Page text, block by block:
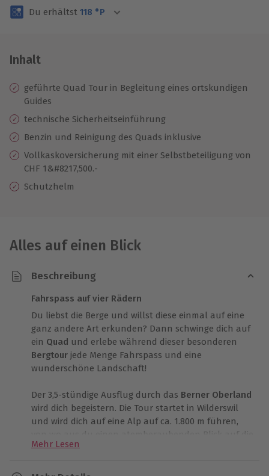
Volle Flexibilität
3 Jahre gültig & verlängerbar.
Du erhältst 118 °P
Inhalt
geführte Quad Tour in Begleitung eines ortskundigen
Guides
technische Sicherheitseinführung
Benzin und Reinigung des Quads inklusive
Vollkaskoversicherung mit einer Selbstbeteiligung von
CHF 1&#8217,500.-
Schutzhelm
Alles auf einen Blick
Beschreibung
Fahrspass auf vier Rädern
Du liebst die Berge und willst diese einmal auf eine
ganz andere Art erkunden? Dann schwinge dich auf
ein Quad und erlebe während dieser besonderen
Bergtour jede Menge Fahrspass und eine
wunderschöne Landschaft!
Der 3,5-stündige Ausflug durch das Berner Oberland
wird dich begeistern. Die Tour startet in Wilderswil
und wird dich auf eine Alp auf ca. 1.800 m führen,
von wo aus du einen atemberaubenden Blick auf die
gesamte Region haben wirst.
Mehr Lesen